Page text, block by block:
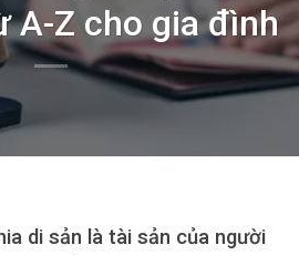
A-Z cho gia đình
di sản là tài sản của người